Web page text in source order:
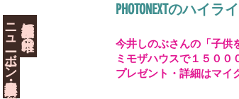
神奈川県相模原市に日本唯一の
​ニューボーン撮影用小道具店・３店舗
PHOTONEXTのハイ
今井しのぶさんの「子供
ミモザハウスで１５００
プレゼント・詳細はマイ